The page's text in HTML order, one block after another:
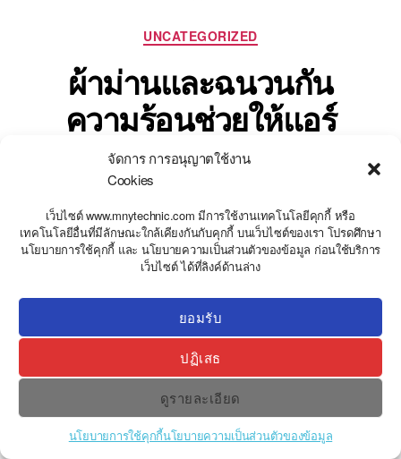
จัดการ การอนุญาตใช้งาน
Cookies
เว็บไซต์ www.mnytechnic.com มีการใช้งานเทคโนโลยีคุกกี้ หรือ
เทคโนโลยีอื่นที่มีลักษณะใกล้เคียงกันกับคุกกี้ บนเว็บไซต์ของเรา โปรดศึกษา
นโยบายการใช้คุกกี้ และ นโยบายความเป็นส่วนตัวของข้อมูล ก่อนใช้บริการ
เว็บไซต์ ได้ที่ลิงค์ด้านล่าง
ยอมรับ
ปฏิเสธ
ดูรายละเอียด
นโยบายการใช้คุกกี้นโยบายความเป็นส่วนตัวของข้อมูล
UNCATEGORIZED
ผ้าม่านและฉนวนกัน
ความร้อนช่วยให้แอร์
ทำงานน้อยลงอย่างไร
กรกฎาคม 14, 2026
H
E
H
Y